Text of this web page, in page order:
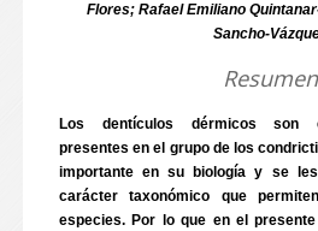
Flores; Rafael Emiliano
Sancho-
Resumen
Los dentículos dérmicos son
presentes en el grupo de los
importante en su biología y se
carácter taxonómico que
especies. Por lo que en el